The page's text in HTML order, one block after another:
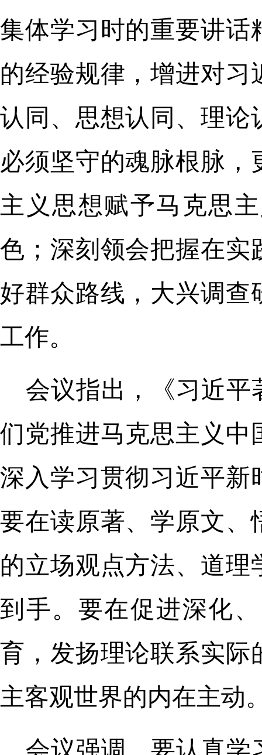
集体学习时的重要讲
的经验规律，增进对
认同、思想认同、理论
必须坚守的魂脉根脉
主义思想赋予马克思
色；深刻领会把握在实
好群众路线，大兴调
工作。
会议指出，《习近平
们党推进马克思主义中
深入学习贯彻习近平新
要在读原著、学原文、
的立场观点方法、道
到手。要在促进深化
育，发扬理论联系实际
主客观世界的内在主动